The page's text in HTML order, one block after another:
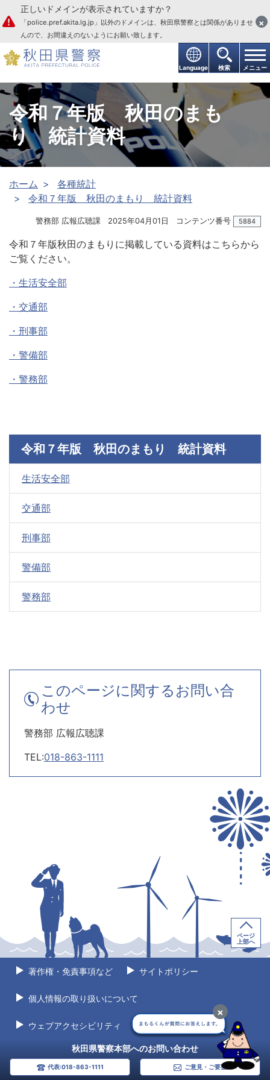
本文へ
Language 検索 メニュー
正しいドメインが表示されていますか？
「police.pref.akita.lg.jp」以外のドメインは、秋田県警察とは関係がありませ
んので、お間違えのないようにお願い致します。
×
令和７年版 秋田のまも
り 統計資料
ホーム
各種統計
令和７年版 秋田のまもり 統計資料
警務部 広報広聴課 2025年04月01日 コンテンツ番号 5884
令和７年版秋田のまもりに掲載している資料はこちらから
ご覧ください。
・生活安全部
・交通部
・刑事部
・警備部
・警務部
令和７年版 秋田のまもり 統計資料
生活安全部
交通部
刑事部
警備部
警務部
このページに関するお問い合
わせ
警務部 広報広聴課
TEL:018-863-1111
×
著作権・免責事項など サイトポリシー
個人情報の取り扱いについて
ウェブアクセシビリティ サイトマップ
秋田県警察本部へのお問い合わせ
代表:018-863-1111 ご意見・ご要望
ページ
上部へ